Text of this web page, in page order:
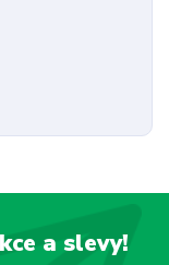
a slevy!